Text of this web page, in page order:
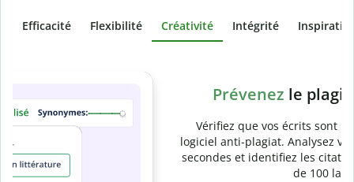
Efficacité Flexibilité Créativité Intégrité